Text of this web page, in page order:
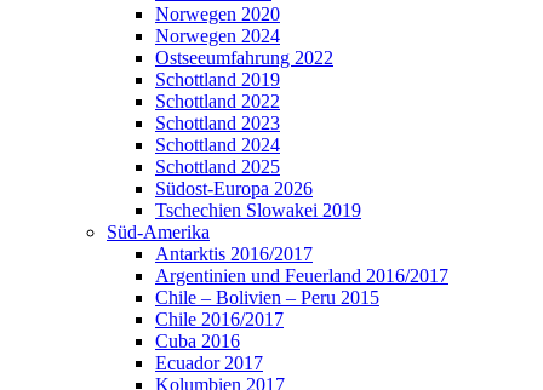
Norwegen 2020
Norwegen 2024
Ostseeumfahrung 2022
Schottland 2019
Schottland 2022
Schottland 2023
Schottland 2024
Schottland 2025
Südost-Europa 2026
Tschechien Slowakei 2019
Süd-Amerika
Antarktis 2016/2017
Argentinien und Feuerland 2016/2017
Chile – Bolivien – Peru 2015
Chile 2016/2017
Cuba 2016
Ecuador 2017
Kolumbien 2017